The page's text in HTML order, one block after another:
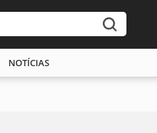
NOTÍCIAS